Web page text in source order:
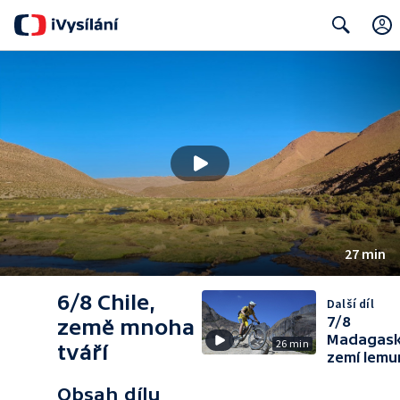
27 min
6/8 Chile,
země mnoha
tváří
Obsah dílu
26 min
Další díl
7/8
zemí